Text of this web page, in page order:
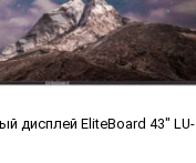
дисплей EliteBoard 43" LU-